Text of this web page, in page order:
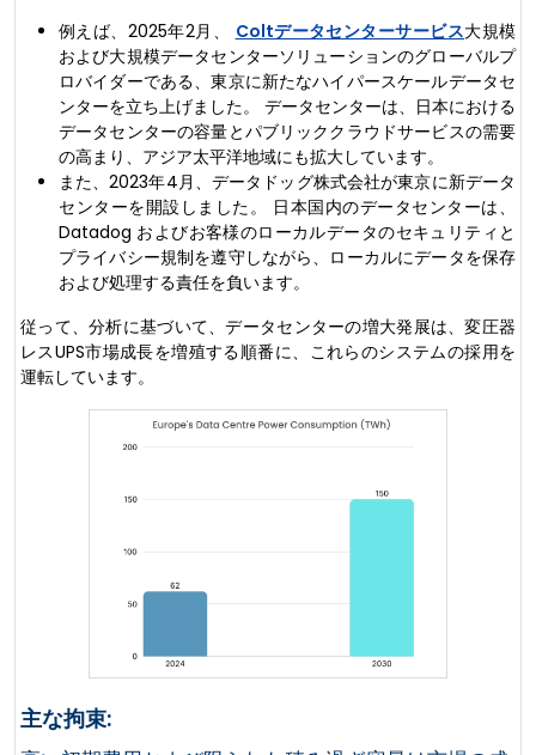
例えば、2025年2月、 Coltデータセンターサービス大規模
および大規模データセンターソリューションのグローバルプ
ロバイダーである、東京に新たなハイパースケールデータセ
ンターを立ち上げました。 データセンターは、日本における
データセンターの容量とパブリッククラウドサービスの需要
の高まり、アジア太平洋地域にも拡大しています。
また、2023年4月、データドッグ株式会社が東京に新データ
センターを開設しました。 日本国内のデータセンターは、
Datadog およびお客様のローカルデータのセキュリティと
プライバシー規制を遵守しながら、ローカルにデータを保存
および処理する責任を負います。
従って、分析に基づいて、データセンターの増大発展は、変圧器
レスUPS市場成長を増殖する順番に、これらのシステムの採用を
運転しています。
主な拘束: